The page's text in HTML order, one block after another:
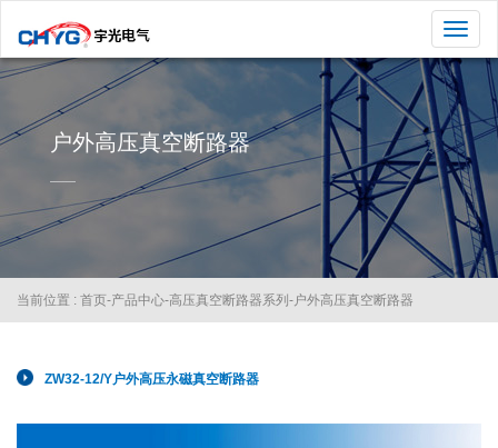
切
换
导
航
户外高压真空断路器
当前位置 : 首页-产品中心-高压真空断路器系列 -户外高压真空断路器
ZW32-12/Y户外高压永磁真空断路器